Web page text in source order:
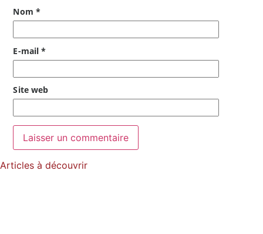
Nom *
E-mail*
Site web
Articles à découvrir